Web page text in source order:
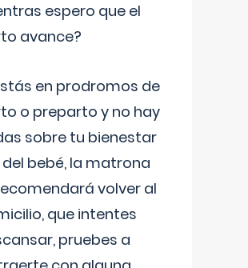
espero que el
avance?
en prodromos de
o preparto y no hay
sobre tu bienestar
del bebé, la matrona
volver al
que intentes
pruebes a